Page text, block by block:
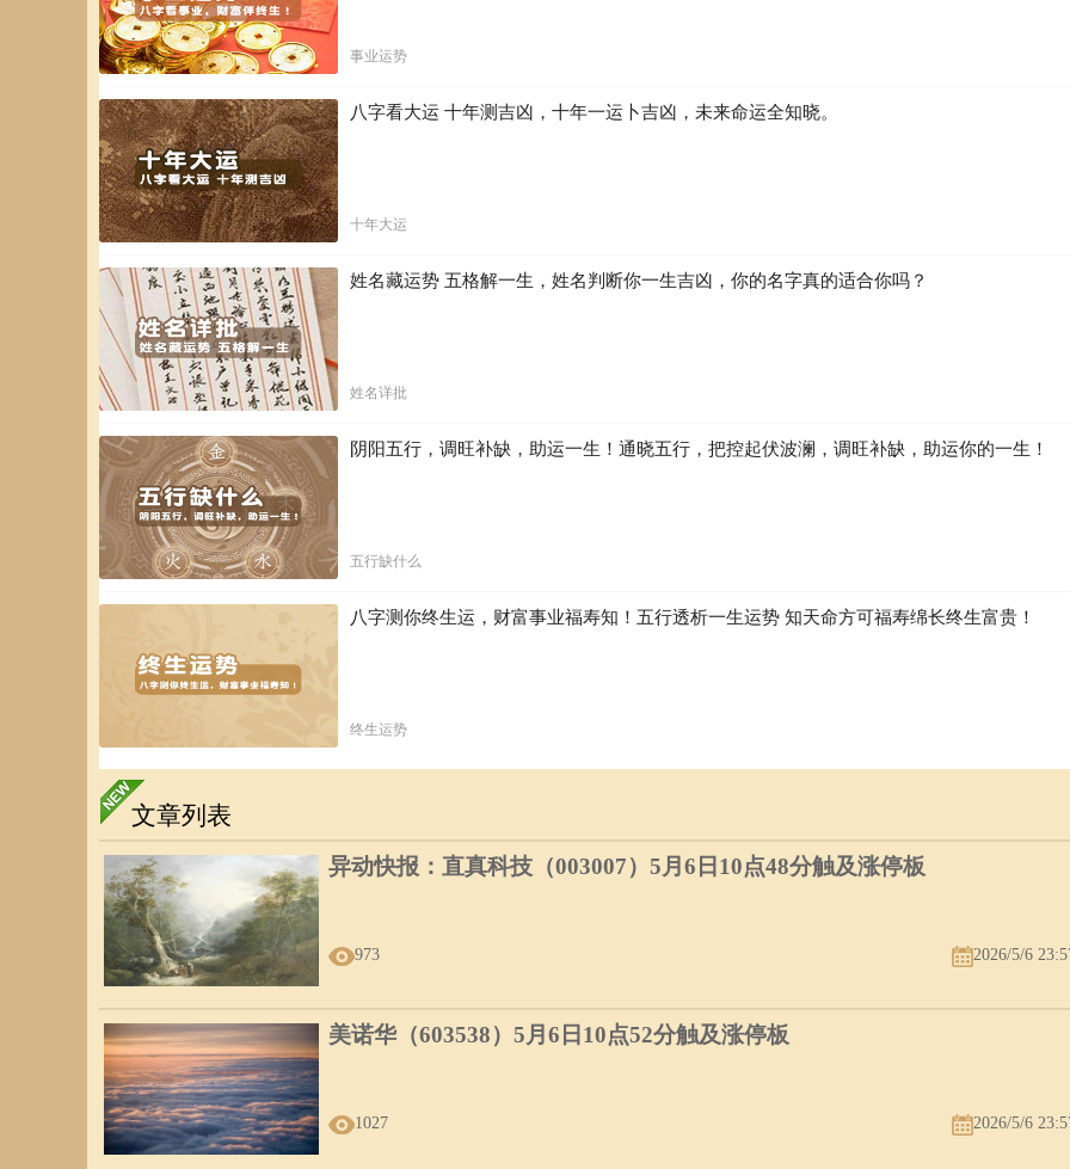
事业运势
八字看大运 十年测吉凶，十年一运卜吉凶，未来命运全知晓。
十年大运
姓名藏运势 五格解一生，姓名判断你一生吉凶，你的名字真的适合你吗？
姓名详批
阴阳五行，调旺补缺，助运一生！通晓五行，把控起伏波澜，调旺补缺，助运你的一生！
五行缺什么
八字测你终生运，财富事业福寿知！五行透析一生运势 知天命方可福寿绵长终生富贵！
终生运势
文章列表
异动快报：直真科技（003007）5月6日10点48分触及涨停板
973 2026/5/6
美诺华（603538）5月6日10点52分触及涨停板
1027 2026/5/6